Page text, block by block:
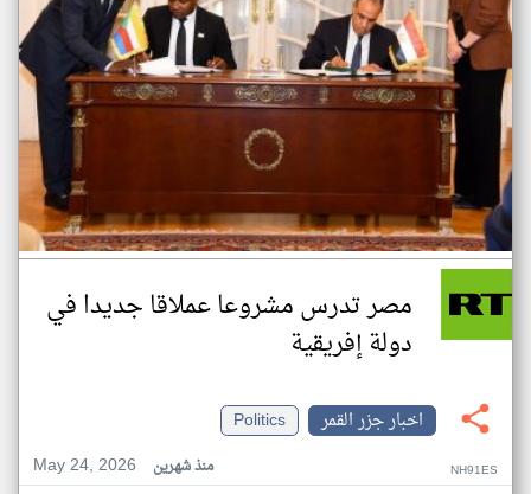
مصر تدرس مشروعا عملاقا جديدا في
دولة إفريقية
اخبار جزر القمر
Politics
May 24, 2026
منذ شهرين NH91ES